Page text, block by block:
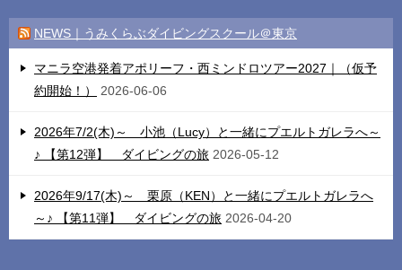
NEWS｜うみくらぶダイビングスクール＠東京
マニラ空港発着アポリーフ・西ミンドロツアー2027｜（仮予
約開始！）
2026-06-06
2026年7/2(木)～ 小池（Lucy）と一緒にプエルトガレラへ～
♪ 【第12弾】 ダイビングの旅 2026-05-12
2026年9/17(木)～ 栗原（KEN）と一緒にプエルトガレラへ
～♪ 【第11弾】 ダイビングの旅 2026-04-20